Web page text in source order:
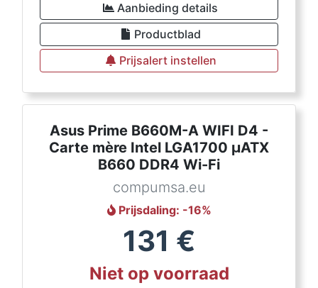
Aanbieding details
Productblad
Prijsalert instellen
Asus Prime B660M-A WIFI D4 -
Carte mère Intel LGA1700 µATX
B660 DDR4 Wi-Fi
compumsa.eu
Prijsdaling: -16%
131 €
Niet op voorraad